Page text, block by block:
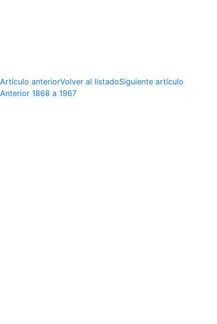
Artículo anteriorVolver al listadoSiguiente artículo
Anterior 1868 a 1967